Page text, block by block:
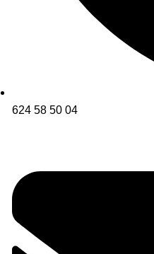
624 58 50 04